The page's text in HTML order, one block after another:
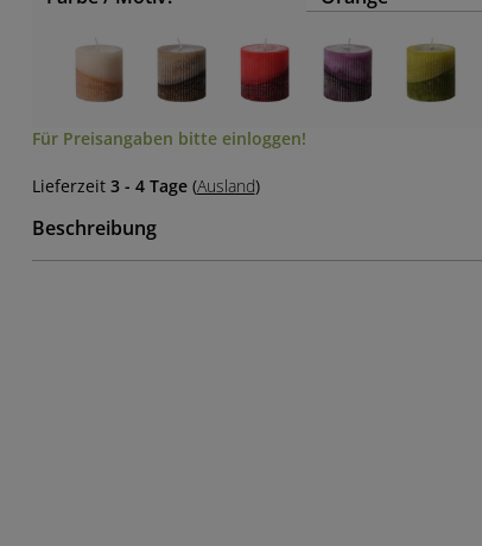
Für Preisangaben bitte einloggen!
Lieferzeit 3 - 4 Tage(Ausland)
Beschreibung